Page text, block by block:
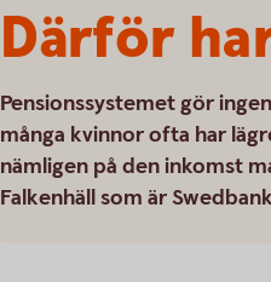
Därför
Pensionssystemet gör
många kvinnor ofta har
nämligen på den inkomst
Falkenhäll som är